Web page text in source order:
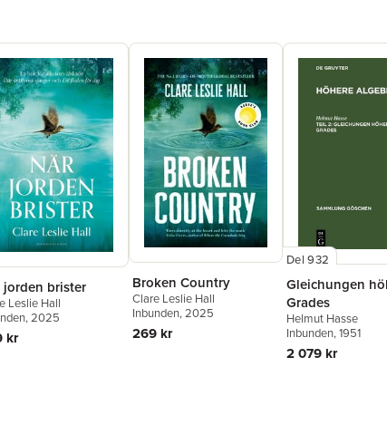
jorden brister
Leslie Hall
, 2025
kr
Broken Country
Clare Leslie Hall
Inbunden, 2025
269 kr
Del 932
Gleichungen
Grades
Helmut Hasse
Inbunden, 1951
2 079 kr